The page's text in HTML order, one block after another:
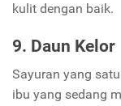
kulit dengan baik.
9. Daun Kelor
Sayuran yang
ibu yang sedang